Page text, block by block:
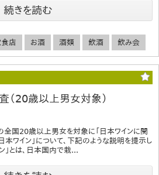
続きを読む
店 お酒 酒類 飲酒 飲み会
（20歳以上男女対象）
全国20歳以上男女を対象に「日本ワインに関
本ワイン」について、下記のような説明を提示し
」とは、日本国内で栽...